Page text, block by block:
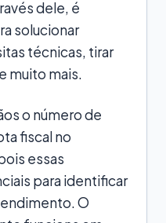
dele, é
solucionar
técnicas, tirar
muito mais.
o número de
fiscal no
essas
para identificar
O